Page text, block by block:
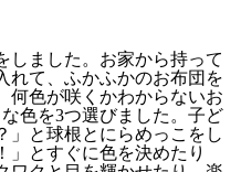
しました。お家から持って
れて、ふかふかのお布団を
何色が咲くかわからないお
色を3つ選びました。子ど
」と球根とにらめっこをし
」とすぐに色を決めたり